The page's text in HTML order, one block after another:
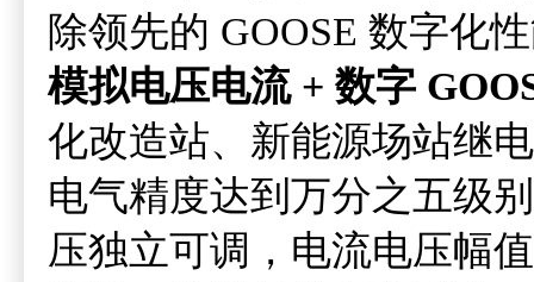
除领先的 GOOSE 数字化
模拟电压电流 + 数字
化改造站、新能源场站继
电气精度达到万分之五级
压独立可调，电流电压幅